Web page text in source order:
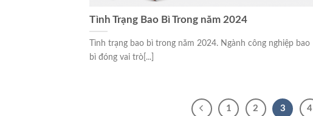
Tình Trạng Bao Bì Trong năm 2024
Tình trạng bao bì trong năm 2024. Ngành công nghiệp bao
bì đóng vai trò[...]
1 2 3 4